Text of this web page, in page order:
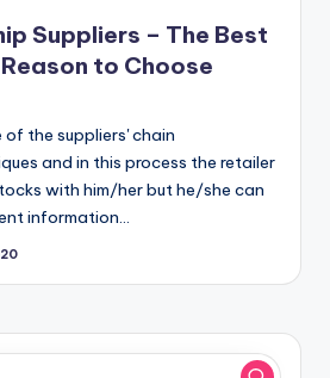
Suppliers – The Best
to Choose
of the suppliers' chain
and in this process the retailer
with him/her but he/she can
information…